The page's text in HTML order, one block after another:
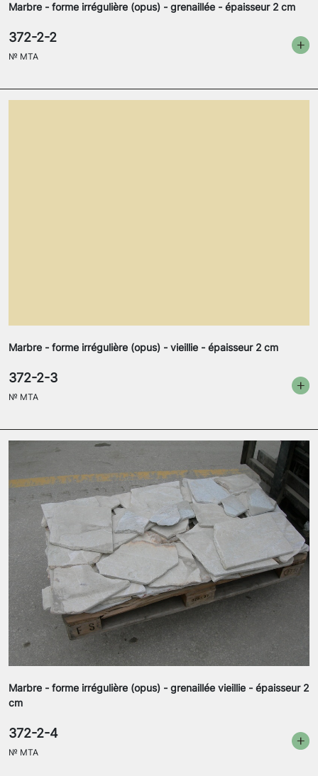
Marbre - forme irrégulière (opus) - grenaillée - épaisseur 2 cm
372-2-2
№ MTA
Marbre - forme irrégulière (opus) - vieillie - épaisseur 2 cm
372-2-3
№ MTA
Marbre - forme irrégulière (opus) - grenaillée vieillie - épaisseur 2
cm
372-2-4
№ MTA